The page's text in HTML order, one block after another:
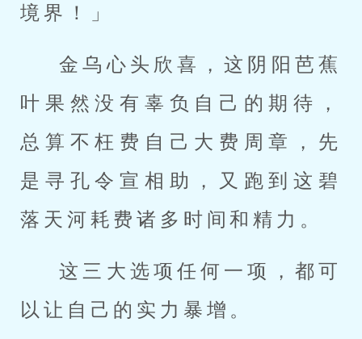
境界！」
金乌心头欣喜，这阴阳芭蕉
叶果然没有辜负自己的期待，
总算不枉费自己大费周章，先
是寻孔令宣相助，又跑到这碧
落天河耗费诸多时间和精力。
这三大选项任何一项，都可
以让自己的实力暴增。